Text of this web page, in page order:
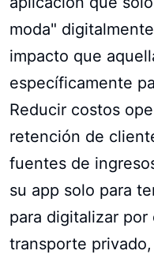
moda"
impacto que
específicamente
Reducir costos
retención de
fuentes de
su app solo para
para digitalizar
transporte